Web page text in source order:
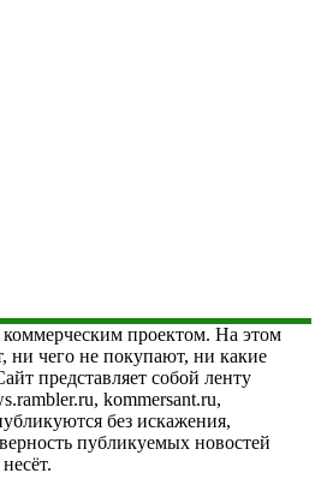
проектом. На этом
ни чего не покупают, ни какие
представляет собой ленту
kommersant.ru,
без искажения,
публикуемых новостей